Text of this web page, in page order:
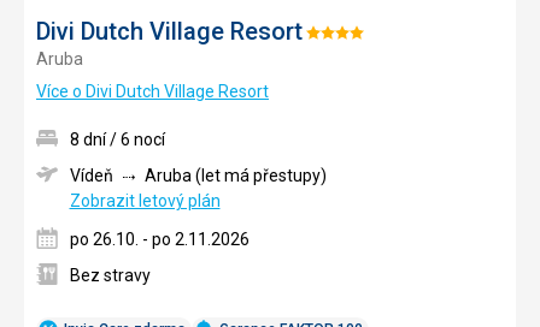
Divi Dutch Village ResortHodnocení:
Aruba
Více o Divi Dutch Village Resort
8 dní / 6 nocí
Vídeň
Aruba (let má přestupy)
Zobrazit letový plán
po 26.10. - po 2.11.2026
Bez stravy